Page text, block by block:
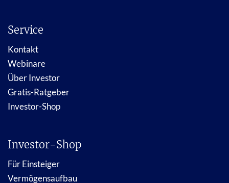
Service
Kontakt
Webinare
Über Investor
Gratis-Ratgeber
Investor-Shop
Investor-Shop
Für Einsteiger
Vermögensaufbau